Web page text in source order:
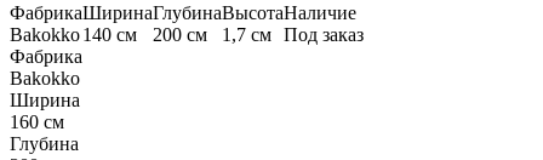
Фабрика
Bakokko
Ширина
140 см
Глубина
200 см
Высота
1,7 см
Наличие
Под заказ
Фабрика
Bakokko
Ширина
160 см
Глубина